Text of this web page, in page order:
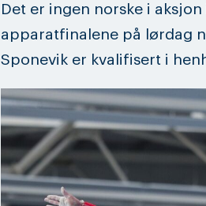
Det er ingen norske i
apparatfinalene på lørdag
Sponevik er kvalifisert i